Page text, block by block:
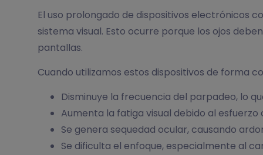
El uso prolongado de dispositivos electrónicos
sistema visual. Esto ocurre porque los ojos
pantallas.
Cuando utilizamos estos dispositivos de forma
Disminuye la frecuencia del parpadeo, lo
Aumenta la fatiga visual debido al
Se genera sequedad ocular, causando
Se dificulta el enfoque, especialmente al